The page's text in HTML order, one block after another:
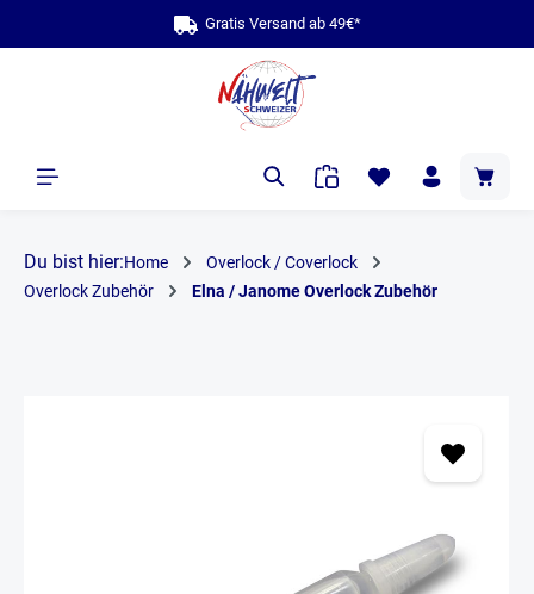
Gratis Versand ab 49€*
Du bist hier:Home
Overlock / Coverlock
Overlock Zubehör
Elna / Janome Overlock Zubehör